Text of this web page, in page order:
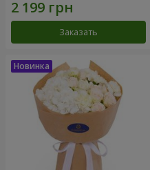
Заказать